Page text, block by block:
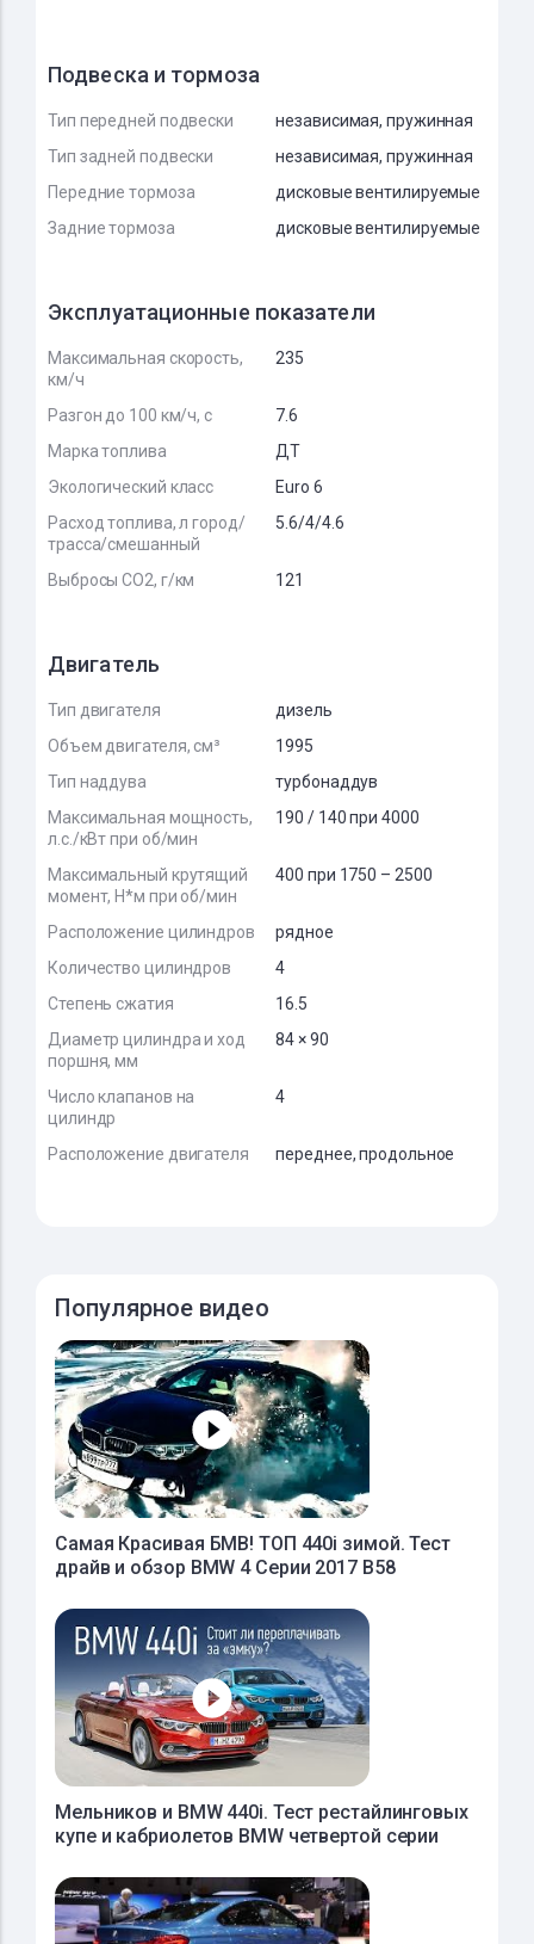
Подвеска и тормоза
Тип передней подвески
независимая, пружинная
Тип задней подвески
независимая, пружинная
Передние тормоза
дисковые вентилируемые
Задние тормоза
дисковые вентилируемые
Эксплуатационные показатели
Максимальная скорость,
км/ч
235
Разгон до 100 км/ч, с
7.6
Марка топлива
ДТ
Экологический класс
Euro 6
Расход топлива, л город/
трасса/смешанный
5.6/4/4.6
Выбросы CO2, г/км 121
Двигатель
Тип двигателя
дизель
Объем двигателя, см³
1995
Тип наддува
турбонаддув
Максимальная мощность,
л.с./кВт при об/мин
190 / 140 при 4000
Максимальный крутящий
момент, Н*м при об/мин
400 при 1750 – 2500
Расположение цилиндров
рядное
Количество цилиндров
4
Степень сжатия
16.5
Диаметр цилиндра и ход
поршня, мм
84 × 90
Число клапанов на
цилиндр
4
Расположение двигателя переднее, продольное
Популярное видео
Самая Красивая БМВ! ТОП 440i зимой. Тест
драйв и обзор BMW 4 Cерии 2017 B58
Мельников и BMW 440i. Тест рестайлинговых
купе и кабриолетов BMW четвертой серии